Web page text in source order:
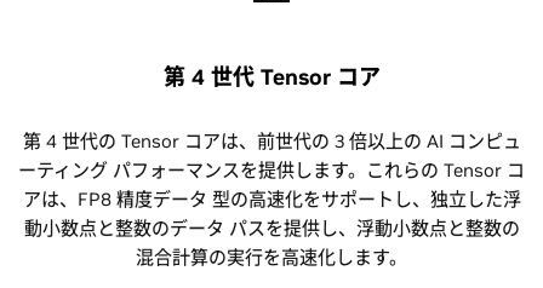
第 4 世代 Tensor コア
第 4 世代の Tensor コアは、前世代の 3 倍以上の AI コンピュ
ーティング パフォーマンスを提供します。これらの Tensor コ
アは、FP8 精度データ 型の高速化をサポートし、独立した浮
動小数点と整数のデータ パスを提供し、浮動小数点と整数の
混合計算の実行を高速化します。